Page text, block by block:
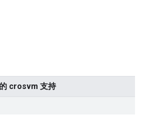
crosvm 支持